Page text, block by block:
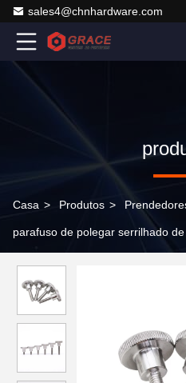
sales4@chnhardware.com
Casa > Produtos >
parafuso de polegar serrilhado